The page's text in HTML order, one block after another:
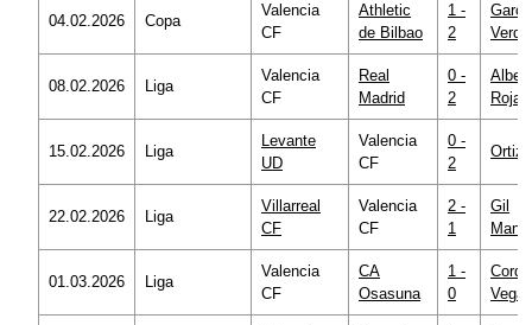
04.02.2026 Copa
Valencia
CF
Athletic
de Bilbao
1 -
2
08.02.2026 Liga
Valencia
CF
Real
Madrid
0 -
2
Rojas
15.02.2026 Liga
Levante
UD
Valencia
CF
0 -
2
Ortiz
22.02.2026 Liga
Villarreal
CF
Valencia
CF
2 -
1
Gil
01.03.2026 Liga
Valencia
CF
CA
Osasuna
1 -
0
Vega